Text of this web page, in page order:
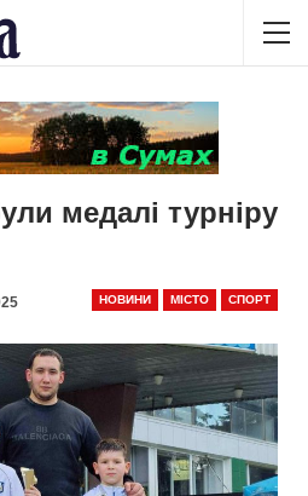
медалі турніру
НОВИНИ МІСТО СПОРТ